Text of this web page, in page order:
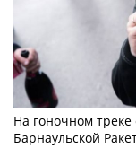
На гоночном треке
Барнаульской